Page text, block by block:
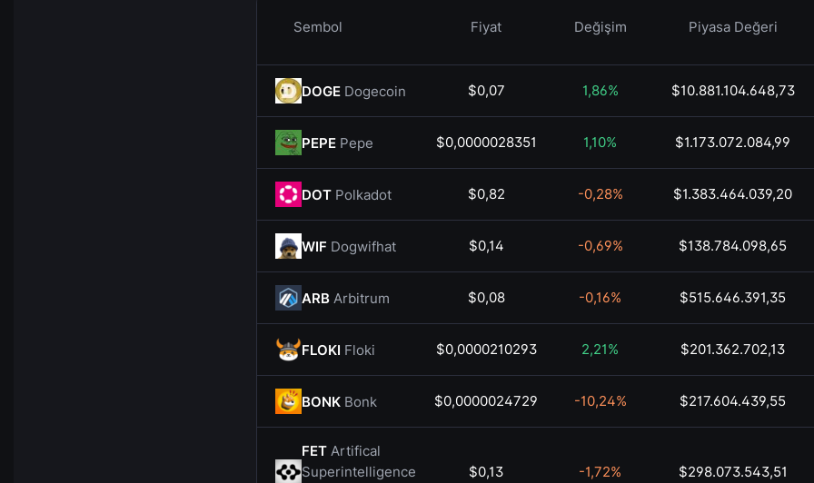
Sembol Fiyat Değişim Piyasa Değeri
DOGE Dogecoin $0,07 1,86% $10.881.104.648,73
PEPE Pepe $0,0000028351 1,10% $1.173.072.084,99
DOT Polkadot $0,82 -0,28% $1.383.464.039,20
WIF Dogwifhat $0,14 -0,69% $138.784.098,65
ARB Arbitrum $0,08 -0,16% $515.646.391,35
FLOKI Floki $0,0000210293 2,21% $201.362.702,13
BONK Bonk $0,0000024729 -10,24% $217.604.439,55
FET Artifical
Superintelligence
$0,13 -1,72% $298.073.543,51